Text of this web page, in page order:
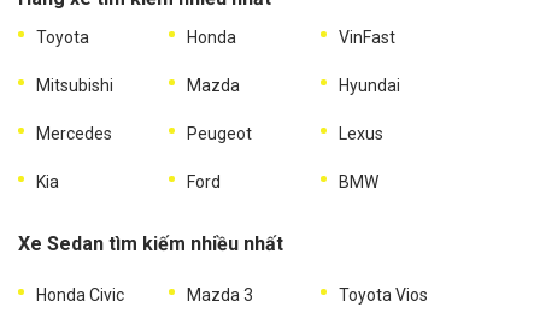
Toyota Honda VinFast
Mitsubishi Mazda Hyundai
Mercedes Peugeot Lexus
Kia Ford BMW
Xe Sedan tìm kiếm nhiều nhất
Honda Civic Mazda 3 Toyota Vios